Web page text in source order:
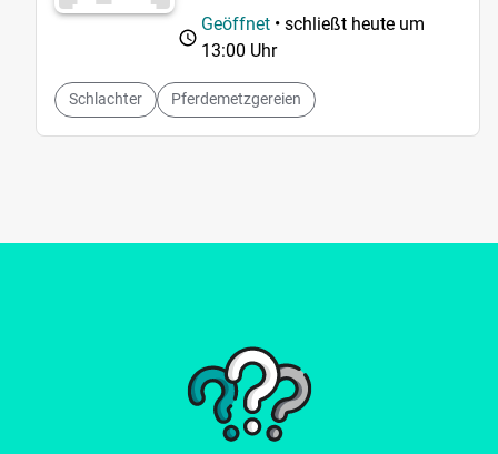
Geöffnet • schließt heute um
13:00 Uhr
Schlachter Pferdemetzgereien